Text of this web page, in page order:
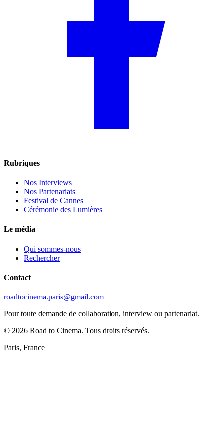
Rubriques
Nos Interviews
Nos Partenariats
Festival de Cannes
Cérémonie des Lumières
Le média
Qui sommes-nous
Rechercher
Contact
roadtocinema.paris@gmail.com
Pour toute demande de collaboration, interview ou partenariat.
© 2026 Road to Cinema. Tous droits réservés.
Paris, France